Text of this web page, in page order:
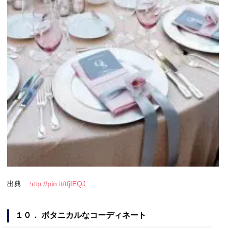
出典 http://pin.it/tfjIEQJ
１０． ボタニカルなコーディネート